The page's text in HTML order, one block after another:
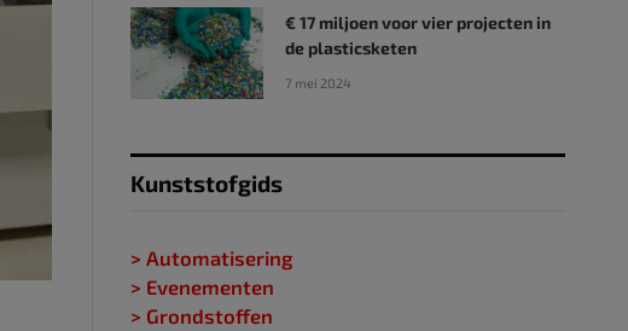
€ 17 miljoen voor vier projecten in
de plasticsketen
7 mei 2024
Kunststofgids
> Automatisering
> Evenementen
> Grondstoffen